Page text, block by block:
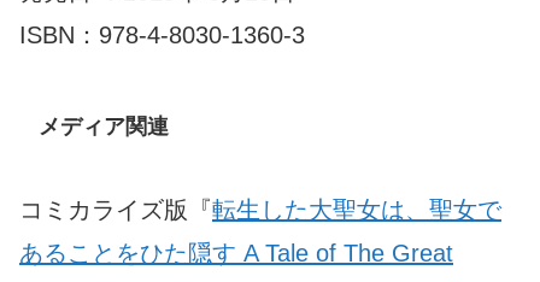
ISBN：978-4-8030-1360-3
メディア関連
コミカライズ版『転生した大聖女は、聖女で
あることをひた隠す A Tale of The Great